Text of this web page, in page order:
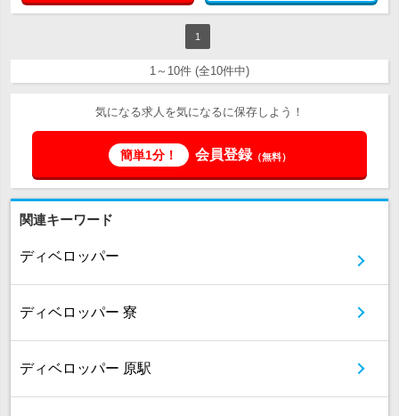
1
1～10件 (全10件中)
気になる求人を気になるに保存しよう！
簡単1分！ 会員登録（無料）
関連キーワード
ディベロッパー
ディベロッパー 寮
ディベロッパー 原駅